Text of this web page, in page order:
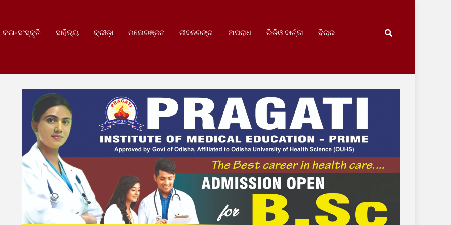
କଳା-ସଂସ୍କୃତି ସାହିତ୍ୟ କ୍ରୀଡ଼ା ମନୋରଞ୍ଜନ ଜୀବନରଙ୍ଗ ଅପରାଧ ଭିଡିଓ ବାର୍ତ୍ତା ବିଚାର